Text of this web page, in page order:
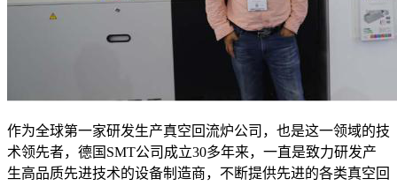
作为全球第一家研发生产真空回流炉公司，也是这一领域的技
术领先者，德国SMT公司成立30多年来，一直是致力研发产
生高品质先进技术的设备制造商，不断提供先进的各类真空回